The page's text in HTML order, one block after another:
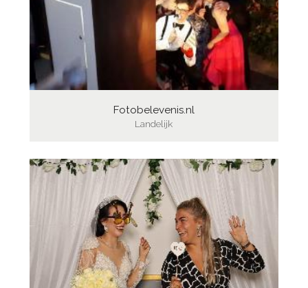
Fotobelevenis.nl
Landelijk